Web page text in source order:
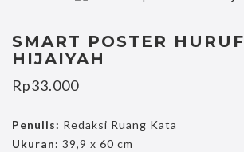
SMART POSTER HURUF
HIJAIYAH
Rp33.000
Penulis: Redaksi Ruang Kata
Ukuran: 39,9 x 60 cm